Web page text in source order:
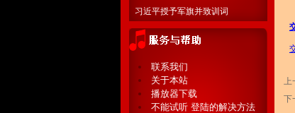
习近平授予军旗并致训词
联系我们
关于本站
播放器下载
不能试听 登陆的解决方法
上
下